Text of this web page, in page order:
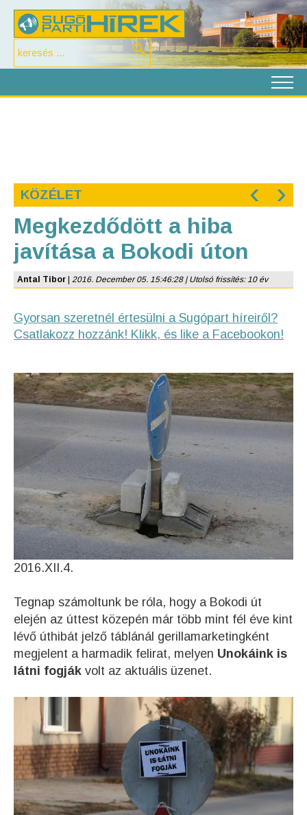
KÖZÉLET ‹ ›
Megkezdődött a hiba
javítása a Bokodi úton
Antal Tibor 2016. December 05. 15:46:28 | Utolsó frissítés: 10 év
Gyorsan szeretnél értesülni a Sugópart híreiről?
Csatlakozz hozzánk! Klikk, és like a Facebookon!
2016.XII.4.
Tegnap számoltunk be róla, hogy a Bokodi út
elején az úttest közepén már több mint fél éve kint
lévő úthibát jelző táblánál gerillamarketingként
megjelent a harmadik felirat, melyen Unokáink is
látni fogják volt az aktuális üzenet.